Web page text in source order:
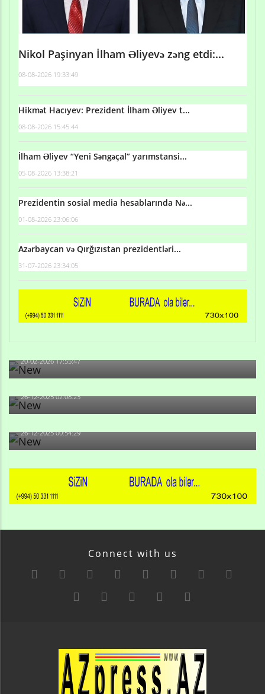
Nikol Paşinyan İlham Əliyevə zəng etdi:...
08-08-2026 19:33:49
Hikmət Hacıyev: Prezident İlham Əliyev t...
08-08-2026 15:45:44
İlham Əliyev “Yeni Səngəçal” yarımstansi...
05-08-2026 13:38:21
Prezidentin sosial media hesablarında Nə...
01-08-2026 23:06:06
Azərbaycan və Qırğızıstan prezidentləri...
31-07-2026 23:34:05
Qulu Məhərrəmli: Sosial şəbəkələrdə söyüş niyə artıb?
20-02-2026 17:55:47
Məni bura NAZİR GÖNDƏRİB - 1937-ci ildən fəaliyyətdə
olan və...
26-12-2025 02:08:23
-Ay qız, sən məhkəməni udmayacaqsan... Sən bilirsən
də, məni...
26-12-2025 00:54:29
Connect with us